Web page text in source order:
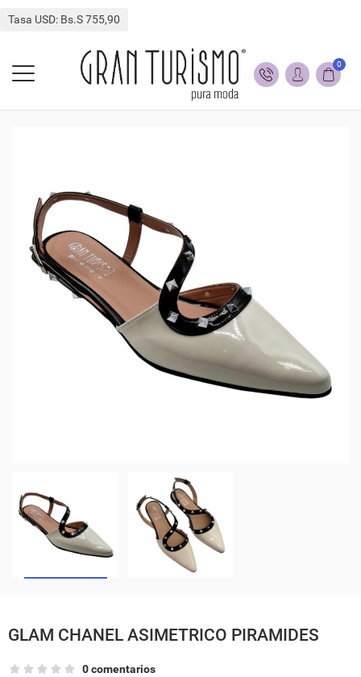
Tasa USD: Bs.S 755,90
0
GLAM CHANEL ASIMETRICO PIRAMIDES
0 comentarios